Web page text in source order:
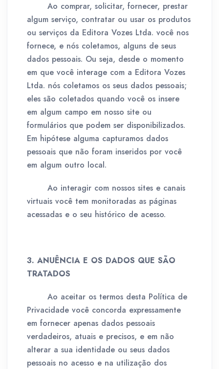
Ao comprar, solicitar, fornecer, prestar
algum serviço, contratar ou usar os produtos
ou serviços da Editora Vozes Ltda. você nos
fornece, e nós coletamos, alguns de seus
dados pessoais. Ou seja, desde o momento
em que você interage com a Editora Vozes
Ltda. nós coletamos os seus dados pessoais;
eles são coletados quando você os insere
em algum campo em nosso site ou
formulários que podem ser disponibilizados.
Em hipótese alguma capturamos dados
pessoais que não foram inseridos por você
em algum outro local.
Ao interagir com nossos sites e canais
virtuais você tem monitoradas as páginas
acessadas e o seu histórico de acesso.
3. ANUÊNCIA E OS DADOS QUE SÃO
TRATADOS
Ao aceitar os termos desta Política de
Privacidade você concorda expressamente
em fornecer apenas dados pessoais
verdadeiros, atuais e precisos, e em não
alterar a sua identidade ou seus dados
pessoais no acesso e na utilização dos